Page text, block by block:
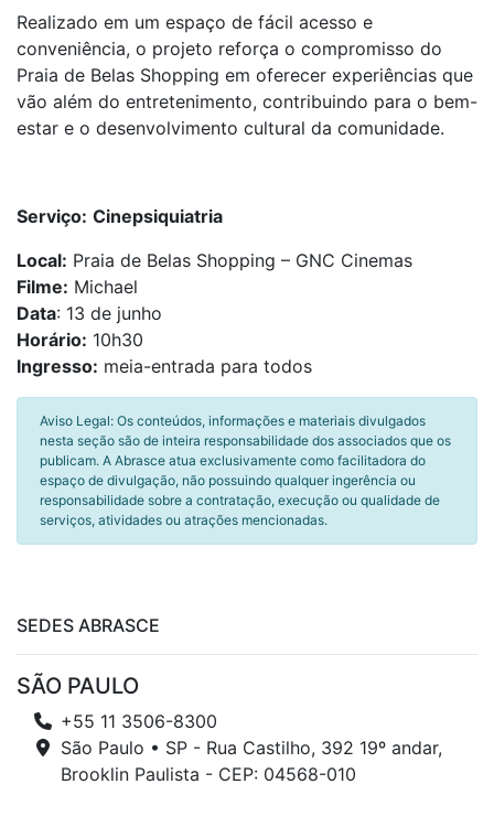
Realizado em um espaço de fácil acesso e
conveniência, o projeto reforça o compromisso do
Praia de Belas Shopping em oferecer experiências que
vão além do entretenimento, contribuindo para o bem-
estar e o desenvolvimento cultural da comunidade.
Serviço: Cinepsiquiatria
Local: Praia de Belas Shopping – GNC Cinemas
Filme: Michael
Data: 13 de junho
Horário: 10h30
Ingresso: meia-entrada para todos
Aviso Legal: Os conteúdos, informações e materiais divulgados
nesta seção são de inteira responsabilidade dos associados que os
publicam. A Abrasce atua exclusivamente como facilitadora do
espaço de divulgação, não possuindo qualquer ingerência ou
responsabilidade sobre a contratação, execução ou qualidade de
serviços, atividades ou atrações mencionadas.
SEDES ABRASCE
SÃO PAULO
+55 11 3506-8300
São Paulo • SP - Rua Castilho, 392 19º andar,
Brooklin Paulista - CEP: 04568-010